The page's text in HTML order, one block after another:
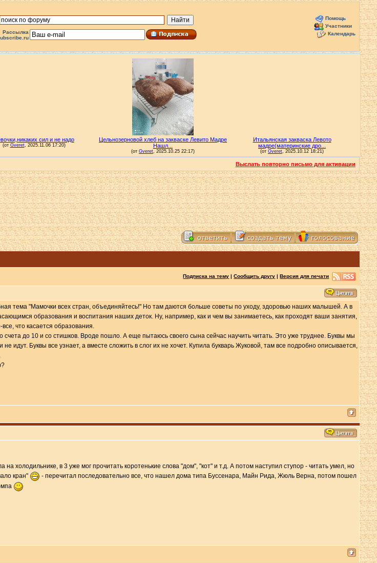
Рассылка
Помощь
Участники
Календарь
Выслать повторно письмо для активации
Подписка на тему |Сообщить другу |Версия для печати
тема "Мамочки всех стран, объединяйтесь!" Но там даются больше советы по уходу, здоровью наших малышей. А в
образования и воспитания наших деток. Ну, например, как и чем вы занимаетесь, как проходят ваши занятия,
что касается образования.
счета до 10 и со стишков. Вроде пошло. А еще пытаюсь своего сына сейчас научить читать. Это уже труднее. Буквы мы
идут. Буквы все узнает, а вместе сложить в слог их не хочет. Купила букварь Жуковой, там все подробно описывается,
холодильнике, в 3 уже мог прочитать коротенькие слова "дом", "кот" и т.д. А потом наступил ступор - читать умел, но
кран"
- перечитал последовательно все, что нашел дома типа Буссенара, Майн Рида, Жюль Верна, потом пошел